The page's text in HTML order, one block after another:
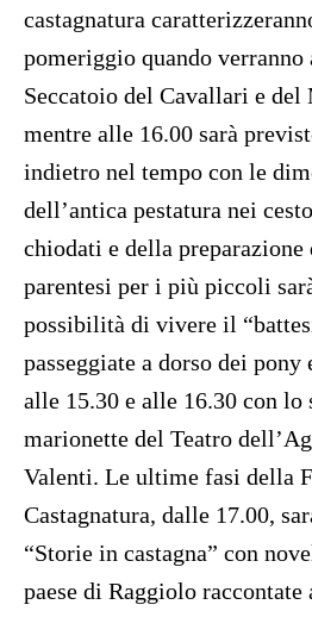
castagnatura
pomeriggio quando verranno
Seccatoio del Cavallari e
mentre alle 16.00 sarà
indietro nel tempo con le
dell’antica pestatura nei
chiodati e della preparazione
parentesi per i più piccoli
possibilità di vivere il
passeggiate a dorso dei pony
alle 15.30 e alle 16.30 con lo
marionette del Teatro
Valenti. Le ultime fasi della
Castagnatura, dalle 17.00,
“Storie in castagna” con
paese di Raggiolo